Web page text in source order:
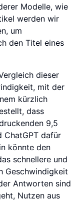
Modelle, wie
werden wir
um
den Titel eines
dieser
mit der
kürzlich
dass
9,5
ChatGPT dafür
könnte den
schnellere und
Geschwindigkeit
Antworten sind
Nutzen aus